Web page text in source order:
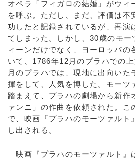
オペラ「フィガロの結婚」がウィ
を呼ぶ。ただし、まだ、評価は不
功したと記録されているが、再演
てしまった。しかし、30歳のモー
ィーンだけでなく、ヨーロッパの
いて、1786年12月のプラハでの
月のプラハでは、現地に出向いた
揮をして、人気を博した。モーツ
踏まえて、プラハの劇場から新作
ァンニ」の作曲を依頼された。こ
で、映画『プラハのモーツァルト
し出される。
映画『プラハのモーツァルト』